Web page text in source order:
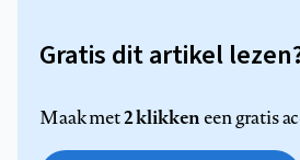
Gratis dit artikel
Maak met2 klikkeneen gratis